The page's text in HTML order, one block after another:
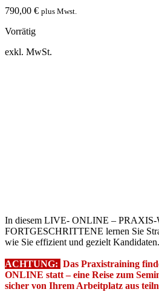
790,00 € plus Mwst.
Vorrätig
exkl. MwSt.
In diesem LIVE- ONLINE –
FORTGESCHRITTENE lernen Sie
wie Sie effizient und gezielt Kandidaten.
ACHTUNG: Das Praxistraining
ONLINE statt – eine Reise zum
sicher von Ihrem Arbeitplatz aus